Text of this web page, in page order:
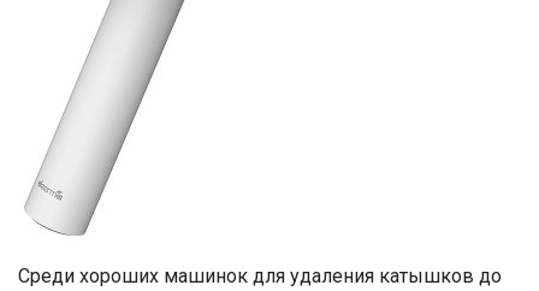
Среди хороших машинок для удаления катышков до